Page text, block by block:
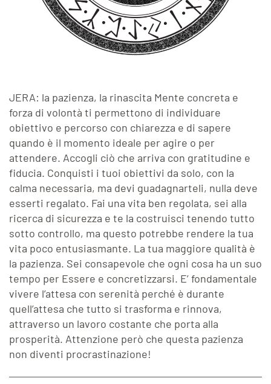
JERA: la pazienza, la rinascita Mente concreta e
forza di volontà ti permettono di individuare
obiettivo e percorso con chiarezza e di sapere
quando è il momento ideale per agire o per
attendere. Accogli ciò che arriva con gratitudine e
fiducia. Conquisti i tuoi obiettivi da solo, con la
calma necessaria, ma devi guadagnarteli, nulla deve
esserti regalato. Fai una vita ben regolata, sei alla
ricerca di sicurezza e te la costruisci tenendo tutto
sotto controllo, ma questo potrebbe rendere la tua
vita poco entusiasmante. La tua maggiore qualità è
la pazienza. Sei consapevole che ogni cosa ha un suo
tempo per Essere e concretizzarsi. E’ fondamentale
vivere l’attesa con serenità perché è durante
quell’attesa che tutto si trasforma e rinnova,
attraverso un lavoro costante che porta alla
prosperità. Attenzione però che questa pazienza
non diventi procrastinazione!